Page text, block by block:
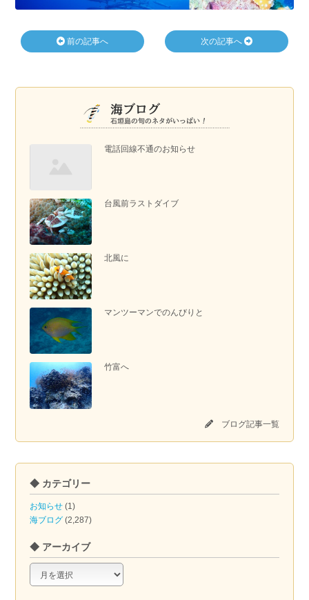
電話回線不通のお知らせ
台風前ラストダイブ
北風に
マンツーマンでのんびりと
竹富へ
ブログ記事一覧
◆ カテゴリー
お知らせ (1)
海ブログ (2,287)
◆ アーカイブ
ア
前の記事へ 次の記事へ